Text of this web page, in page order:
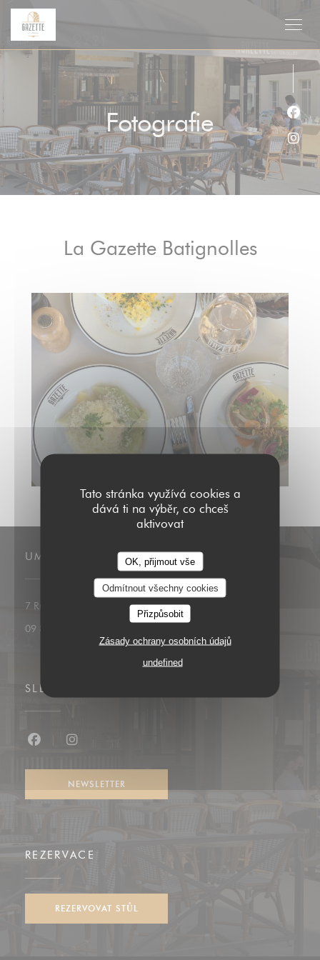
Panel pro správu cookies
Tato stránka využívá cookies a
dává ti na výběr, co chceš
aktivovat
OK, přijmout vše
Odmítnout všechny cookies
Přizpůsobit
Zásady ochrany osobních údajů
undefined
Fotografie
La Gazette Batignolles
UMÍSTĚNÍ
7 Rue des Moines 75017 Paris((otevře se v novém okně))
09 85 02 91 78
SLEDUJTE NÁS
NEWSLETTER
REZERVACE
REZERVOVAT STŮL